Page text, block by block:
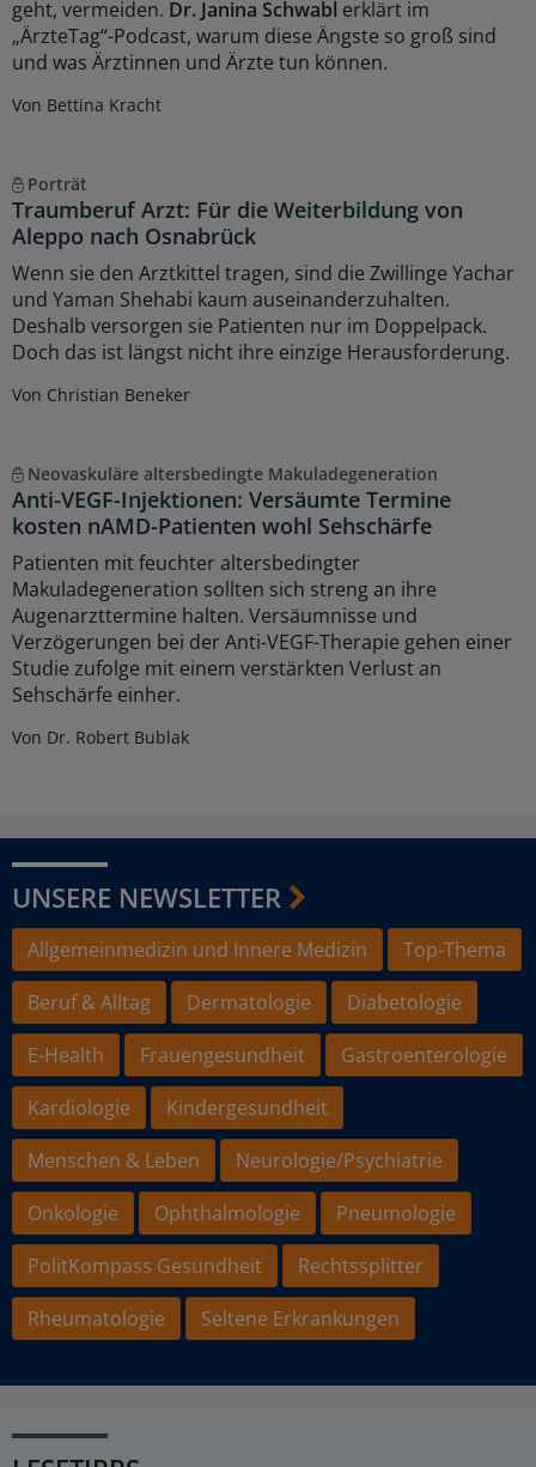
geht, vermeiden. Dr. Janina Schwabl erklärt im
„ÄrzteTag“-Podcast, warum diese Ängste so groß sind
und was Ärztinnen und Ärzte tun können.
Von Bettina Kracht
Porträt
Traumberuf Arzt: Für die Weiterbildung von
Aleppo nach Osnabrück
Wenn sie den Arztkittel tragen, sind die Zwillinge Yachar
und Yaman Shehabi kaum auseinanderzuhalten.
Deshalb versorgen sie Patienten nur im Doppelpack.
Doch das ist längst nicht ihre einzige Herausforderung.
Von Christian Beneker
Neovaskuläre altersbedingte Makuladegeneration
Anti-VEGF-Injektionen: Versäumte Termine
kosten nAMD-Patienten wohl Sehschärfe
Patienten mit feuchter altersbedingter
Makuladegeneration sollten sich streng an ihre
Augenarzttermine halten. Versäumnisse und
Verzögerungen bei der Anti-VEGF-Therapie gehen einer
Studie zufolge mit einem verstärkten Verlust an
Sehschärfe einher.
Von Dr. Robert Bublak
UNSERE NEWSLETTER
Allgemeinmedizin und Innere Medizin
Top-Thema
Beruf & Alltag
Dermatologie
Diabetologie
E-Health
Frauengesundheit
Gastroenterologie
Kardiologie
Kindergesundheit
Menschen & Leben
Neurologie/Psychiatrie
Onkologie
Ophthalmologie
Pneumologie
PolitKompass Gesundheit
Rechtssplitter
Rheumatologie
Seltene Erkrankungen